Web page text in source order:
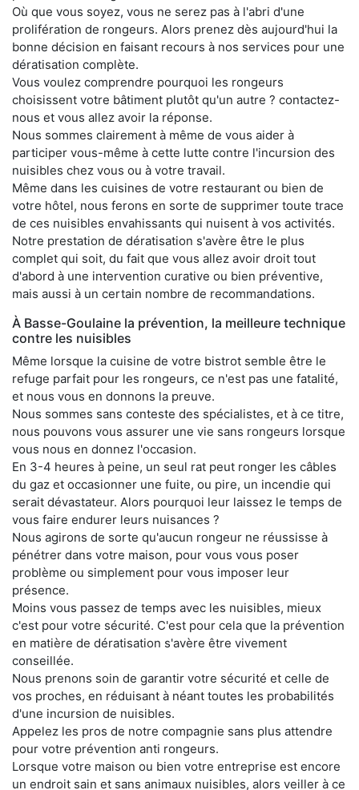
Où que vous soyez, vous ne serez pas à l'abri d'une
prolifération de rongeurs. Alors prenez dès aujourd'hui la
bonne décision en faisant recours à nos services pour une
dératisation complète.
Vous voulez comprendre pourquoi les rongeurs
choisissent votre bâtiment plutôt qu'un autre ? contactez-
nous et vous allez avoir la réponse.
Nous sommes clairement à même de vous aider à
participer vous-même à cette lutte contre l'incursion des
nuisibles chez vous ou à votre travail.
Même dans les cuisines de votre restaurant ou bien de
votre hôtel, nous ferons en sorte de supprimer toute trace
de ces nuisibles envahissants qui nuisent à vos activités.
Notre prestation de dératisation s'avère être le plus
complet qui soit, du fait que vous allez avoir droit tout
d'abord à une intervention curative ou bien préventive,
mais aussi à un certain nombre de recommandations.
À Basse-Goulaine la prévention, la meilleure technique
contre les nuisibles
Même lorsque la cuisine de votre bistrot semble être le
refuge parfait pour les rongeurs, ce n'est pas une fatalité,
et nous vous en donnons la preuve.
Nous sommes sans conteste des spécialistes, et à ce titre,
nous pouvons vous assurer une vie sans rongeurs lorsque
vous nous en donnez l'occasion.
En 3-4 heures à peine, un seul rat peut ronger les câbles
du gaz et occasionner une fuite, ou pire, un incendie qui
serait dévastateur. Alors pourquoi leur laissez le temps de
vous faire endurer leurs nuisances ?
Nous agirons de sorte qu'aucun rongeur ne réussisse à
pénétrer dans votre maison, pour vous vous poser
problème ou simplement pour vous imposer leur
présence.
Moins vous passez de temps avec les nuisibles, mieux
c'est pour votre sécurité. C'est pour cela que la prévention
en matière de dératisation s'avère être vivement
conseillée.
Nous prenons soin de garantir votre sécurité et celle de
vos proches, en réduisant à néant toutes les probabilités
d'une incursion de nuisibles.
Appelez les pros de notre compagnie sans plus attendre
pour votre prévention anti rongeurs.
Lorsque votre maison ou bien votre entreprise est encore
un endroit sain et sans animaux nuisibles, alors veiller à ce